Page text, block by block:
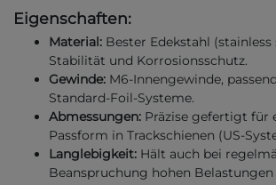
Eigenschaften:
Material: Bester Edekstahl
Stabilität und Korrosionsschutz.
Gewinde: M6-Innengewinde,
Standard-Foil-Systeme.
Abmessungen: Präzise gefertigt für
Passform in Trackschienen (US-
Langlebigkeit: Hält auch bei
Beanspruchung hohen Belastungen